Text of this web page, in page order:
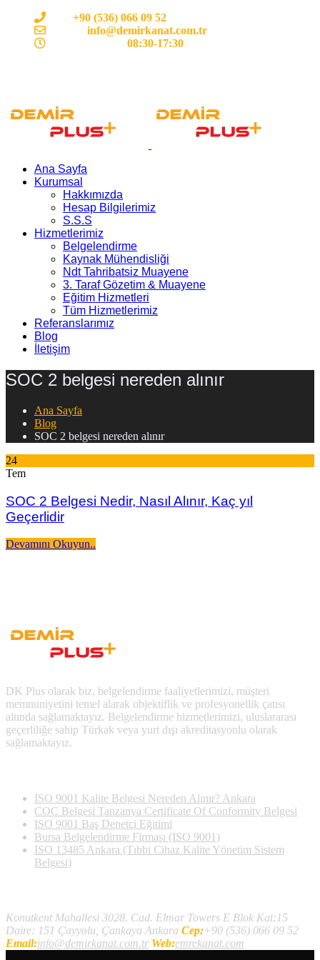
+90 (536) 066 09 52
info@demirkanat.com.tr
08:30-17:30
Ana Sayfa
Kurumsal
Hakkımızda
Hesap Bilgilerimiz
S.S.S
Hizmetlerimiz
Belgelendirme
Kaynak Mühendisliği
Ndt Tahribatsiz Muayene
3. Taraf Gözetim & Muayene
Eğitim Hizmetleri
Tüm Hizmetlerimiz
Referanslarımız
Blog
İletişim
SOC 2 belgesi nereden alınır
Ana Sayfa
Blog
SOC 2 belgesi nereden alınır
24
Tem
SOC 2 Belgesi Nedir, Nasıl Alınır, Kaç yıl
Geçerlidir
Devamını Okuyun..
DK Plus olarak biz, belgelendirme faaliyetlerimizi, müşteri
memnuniyetini temel alarak objektiflik ve profesyonellik çatısı
altında sağlamaktayız. Belgelendirme hizmetlerimizi, uluslararası
geçerliliğe sahip Türkak veya yurt dışı akreditasyonlu olarak
sağlamaktayız.
ISO 9001 Kalite Belgesi Nereden Alınır? Ankara
COC Belgesi Tanzanya Certificate Of Conformity Belgesi
ISO 9001 Baş Denetçi Eğitimi
Bursa Belgelendirme Firması (ISO 9001)
ISO 13485 Ankara (Tıbbi Cihaz Kalite Yönetim Sistem
Belgesi)
Konutkent Mahallesi 3028. Cad. Elmar Towers E Blok Kat:15
Daire: 151 Çayyolu, Çankaya Ankara Cep:+90 (536) 066 09 52
Email:info@demirkanat.com.tr Web:emrekanat.com